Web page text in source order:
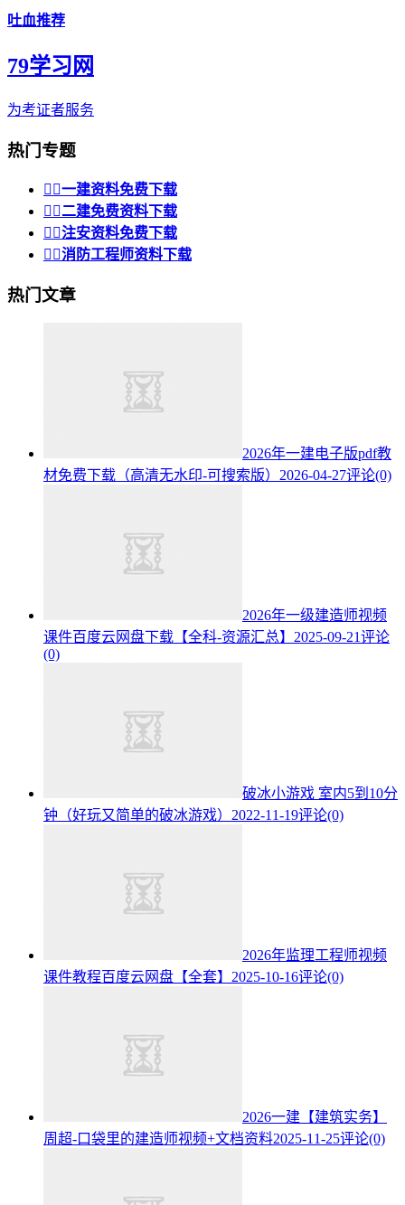
吐血推荐
79学习网
为考证者服务
热门专题
 一建资料免费下载
 二建免费资料下载
 注安资料免费下载
 消防工程师资料下载
热门文章
2026年一建电子版pdf教
材免费下载（高清无水印-可搜索版） 2026-04-27评论(0)
2026年一级建造师视频
课件百度云网盘下载【全科-资源汇总】 2025-09-21评论
(0)
破冰小游戏 室内5到10分
钟（好玩又简单的破冰游戏） 2022-11-19评论(0)
2026年监理工程师视频
课件教程百度云网盘【全套】 2025-10-16评论(0)
2026一建【建筑实务】
周超-口袋里的建造师视频+文档资料2025-11-25评论(0)